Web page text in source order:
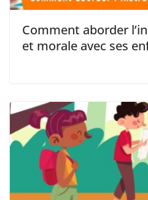
Comment aborder
et morale avec ses